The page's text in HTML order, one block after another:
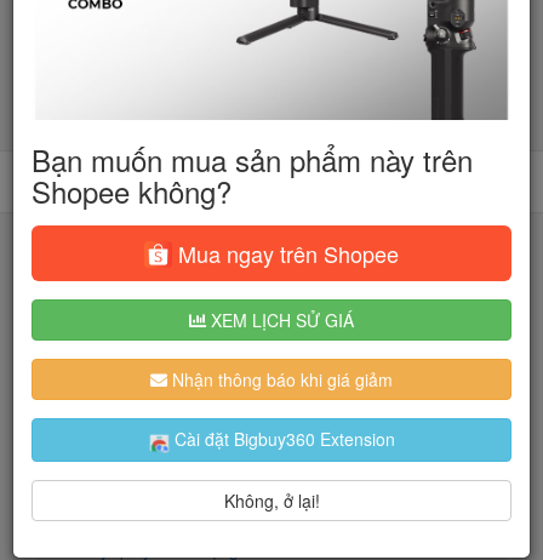
Tìm kiếm
Người dùng đang quan tâm đến 🔥...
Trang chủ Cameras & Flycam
Máy quay phim
Bạn muốn mua sản phẩm này trên
Shopee không?
Mua ngay trên Shopee
XEM LỊCH SỬ GIÁ
Nhận thông báo khi giá giảm
Cài đặt Bigbuy360 Extension
Không, ở lại!